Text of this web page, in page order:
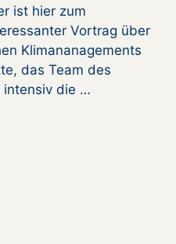
ist hier zum
Vortrag über
Klimananagements
das Team des
intensiv die …